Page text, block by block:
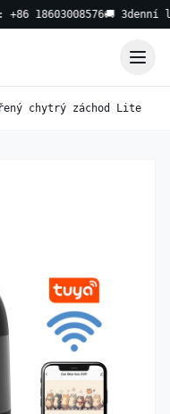
🚚 3denní lokální
chytrý záchod Lite